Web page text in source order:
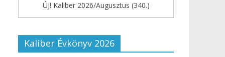
ÚJ! Kaliber 2026/Augusztus (340.)
Kaliber Évkönyv 2026